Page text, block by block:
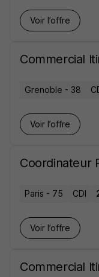
Voir l’offre
Commercial
Grenoble - 38
Voir l’offre
Coordinateur
Paris - 75 CDI
Voir l’offre
Commercial